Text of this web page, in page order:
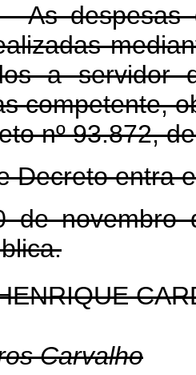
As despesas
a servidor
competente,
nº 93.872,
Decreto entra
de novembro
Carvalho